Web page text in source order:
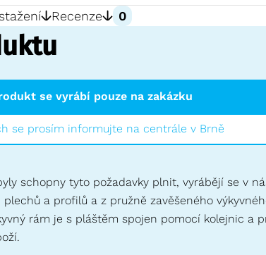
Recenze 0
se vyrábí pouze na zakázku
se prosím informujte na centrále v Brně
schopny tyto požadavky plnit, vyrábějí se v
a profilů a z pružně zavěšeného
rám je s pláštěm spojen pomocí kolejnic a